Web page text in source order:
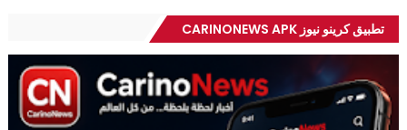
تطبيق كرينو نيوز CARINONEWS APK